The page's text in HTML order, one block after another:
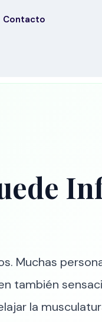
Contacto
Muchas
también
la